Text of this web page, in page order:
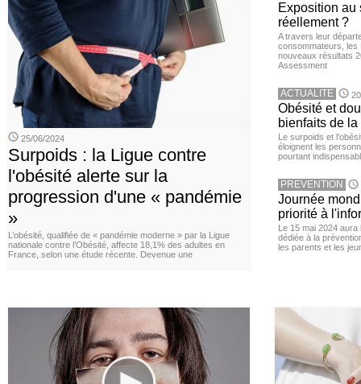
25/06/2024
Surpoids : la Ligue contre
l'obésité alerte sur la
progression d'une « pandémie
»
L’obésité, qualifiée de « pandémie moderne » par la Ligue
nationale contre l’Obésité, affecte 18,1% des adultes en
France, selon une étude récente. Devenue une
Exposition au
réellement ?
A travers leur
consommateurs, les
nouveaux résultats
Assessment
ACTUALITE
Obésité et
bienfaits de
Le surpoids et
éloignent les
pourtant
PREVENTION
Journée
priorité à
Le 15 mai 2024 aura
dédiée à la
les parents et les